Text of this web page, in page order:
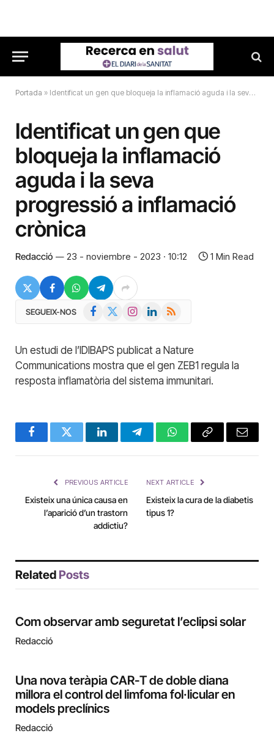
Portada » Identificat un gen que bloqueja la inflamació aguda i la seva progressió a inflamació crònica
Identificat un gen que
bloqueja la inflamació
aguda i la seva
progressió a inflamació
crònica
Redacció 23 - noviembre - 2023 · 10:12 1 Min Read
SEGUEIX-NOS Facebook InstagramLinkedIn
RSS
Un estudi de l’IDIBAPS publicat a Nature
Communications mostra que el gen ZEB1 regula la
resposta inflamatòria del sistema immunitari.
FacebookTwitter LinkedInTelegramWhatsAppCopy
Email
PREVIOUS ARTICLE
Existeix una única causa en
l’aparició d’un trastorn
addictiu?
NEXT ARTICLE
Existeix la cura de la diabetis
tipus 1?
Related Posts
Com observar amb seguretat l’eclipsi solar
Redacció
Una nova teràpia CAR-T de doble diana
millora el control del limfoma fol·licular en
models preclínics
Redacció